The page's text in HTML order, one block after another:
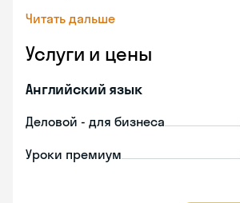
Читать дальше
Услуги и цены
Английский язык
Деловой - для бизнеса
Уроки премиум